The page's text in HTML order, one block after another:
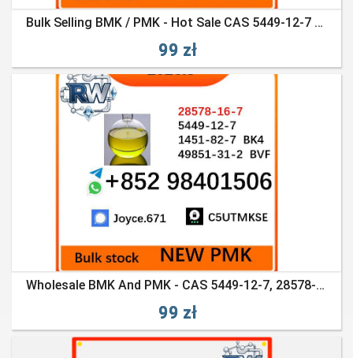
Bulk Selling BMK / PMK - Hot Sale CAS 5449-12-7 & 28578-16-7
99 zł
Wholesale BMK And PMK - CAS 5449-12-7, 28578-16-7 Factory Supply
99 zł